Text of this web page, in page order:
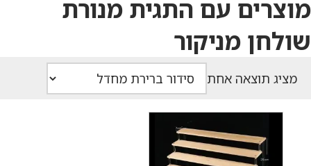
מוצרים עם התגית מנורת
שולחן מניקור
מציג תוצאה אחת